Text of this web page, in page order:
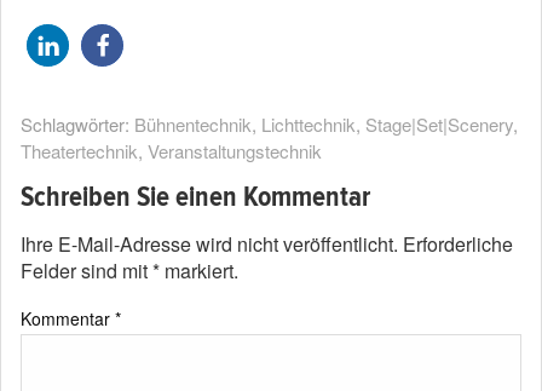
Schlagwörter: Bühnentechnik, Lichttechnik, Stage|Set|Scenery,
Theatertechnik, Veranstaltungstechnik
Schreiben Sie einen Kommentar
Ihre E-Mail-Adresse wird nicht veröffentlicht. Erforderliche
Felder sind mit* markiert.
Kommentar *